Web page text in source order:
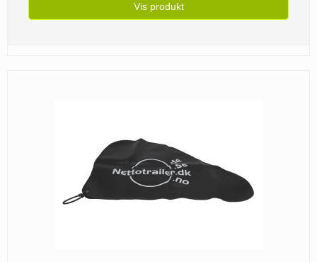
Vis produkt